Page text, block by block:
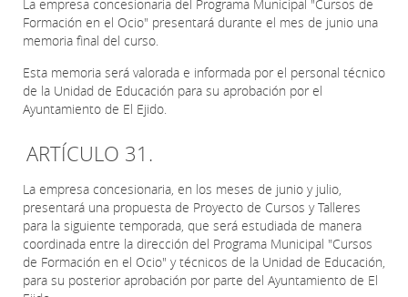
La empresa concesionaria del Programa Municipal "Cursos de
Formación en el Ocio" presentará durante el mes de junio una
memoria final del curso.
Esta memoria será valorada e informada por el personal técnico
de la Unidad de Educación para su aprobación por el
Ayuntamiento de El Ejido.
ARTÍCULO 31.
La empresa concesionaria, en los meses de junio y julio,
presentará una propuesta de Proyecto de Cursos y Talleres
para la siguiente temporada, que será estudiada de manera
coordinada entre la dirección del Programa Municipal "Cursos
de Formación en el Ocio" y técnicos de la Unidad de Educación,
para su posterior aprobación por parte del Ayuntamiento de El